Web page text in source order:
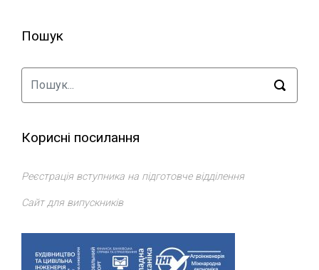
Пошук
Корисні посилання
Реєстрація вступника на підготовче відділення
Сайт для випускників